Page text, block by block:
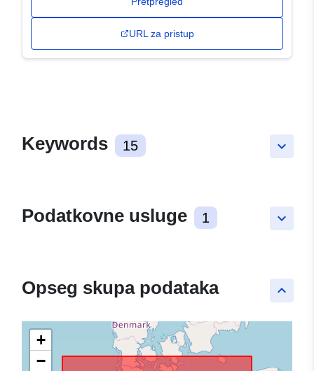
URL za pristup
keyboard_arrow_down
Keywords 15
keyboard_arrow_down
Podatkovne usluge 1
keyboard_arrow_up
Opseg skupa podataka
+
−